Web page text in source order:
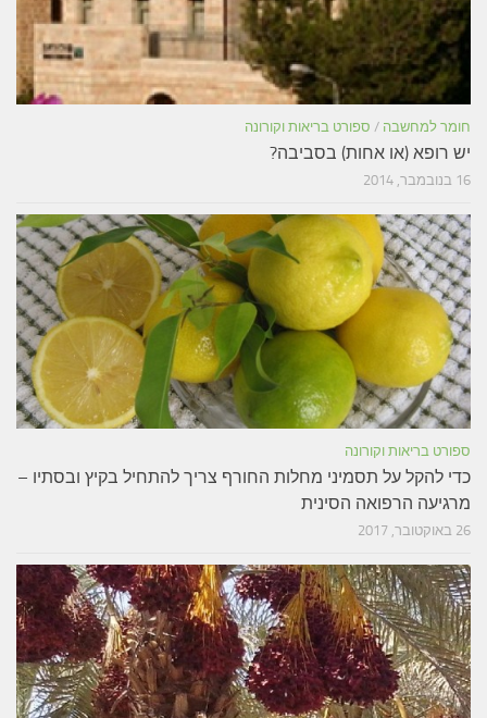
חומר למחשבה / ספורט בריאות וקורונה
יש רופא (או אחות) בסביבה?
16 בנובמבר, 2014
ספורט בריאות וקורונה
כדי להקל על תסמיני מחלות החורף צריך להתחיל בקיץ ובסתיו –
מרגיעה הרפואה הסינית
26 באוקטובר, 2017